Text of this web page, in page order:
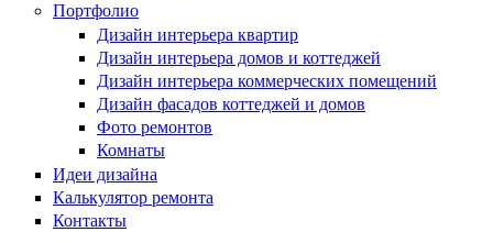
Портфолио
Дизайн интерьера квартир
Дизайн интерьера домов и коттеджей
Дизайн интерьера коммерческих помещений
Дизайн фасадов коттеджей и домов
Фото ремонтов
Комнаты
Идеи дизайна
Калькулятор ремонта
Контакты